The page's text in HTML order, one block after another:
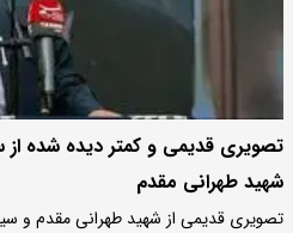
تصویری قدیمی و کمتر دیده شده از
شهید طهرانی مقدم
تصویری قدیمی از شهید طهرانی مقدم و